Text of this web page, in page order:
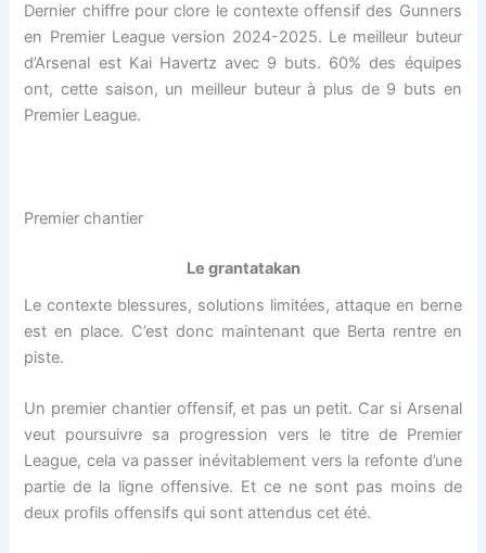
Dernier chiffre pour clore le contexte offensif des Gunners
en Premier League version 2024-2025. Le meilleur buteur
d’Arsenal est Kai Havertz avec 9 buts. 60% des équipes
ont, cette saison, un meilleur buteur à plus de 9 buts en
Premier League.
Premier chantier
Le grantatakan
Le contexte blessures, solutions limitées, attaque en berne
est en place. C’est donc maintenant que Berta rentre en
piste.
Un premier chantier offensif, et pas un petit. Car si Arsenal
veut poursuivre sa progression vers le titre de Premier
League, cela va passer inévitablement vers la refonte d’une
partie de la ligne offensive. Et ce ne sont pas moins de
deux profils offensifs qui sont attendus cet été.